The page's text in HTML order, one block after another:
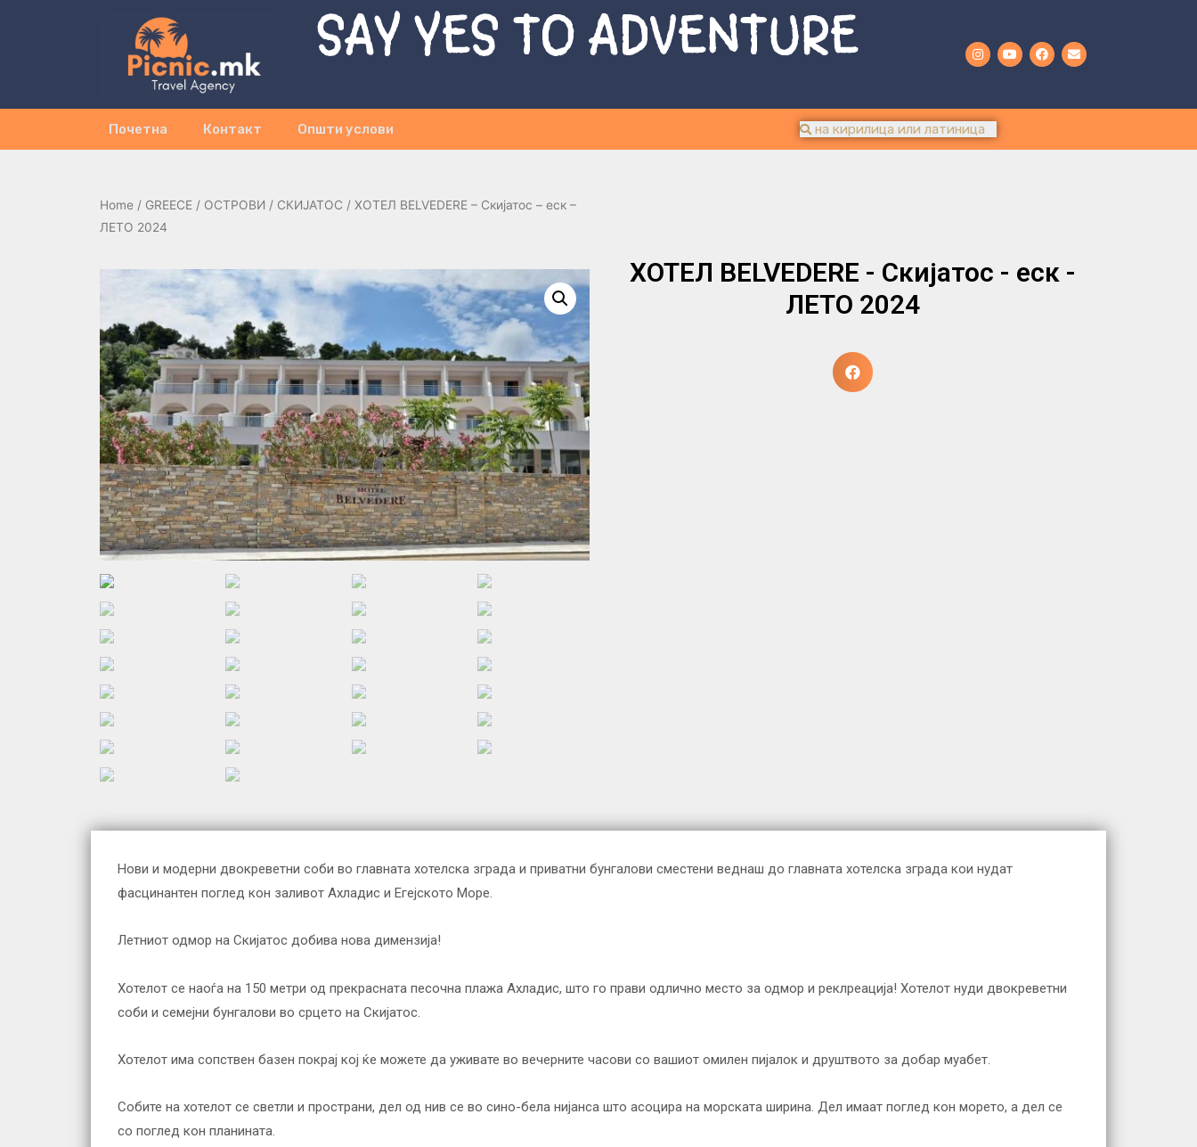
SAY YES TO ADVENTURE
Почетна Контакт Општи услови
Home / GREECE / ОСТРОВИ / СКИЈАТОС / ХОТЕЛ BELVEDERE – Скијатос – еск –
ЛЕТО 2024
ХОТЕЛ BELVEDERE - Скијатос - еск -
ЛЕТО 2024
Нови и модерни двокреветни соби во главната хотелска зграда и приватни бунгалови сместени веднаш до главната хотелска зграда кои нудат
фасцинантен поглед кон заливот Ахладис и Егејското Море.
Летниот одмор на Скијатос добива нова димензија!
Хотелот се наоѓа на 150 метри од прекрасната песочна плажа Ахладис, што го прави одлично место за одмор и реклреација! Хотелот нуди двокреветни
соби и семејни бунгалови во срцето на Скијатос.
Хотелот има сопствен базен покрај кој ќе можете да уживате во вечерните часови со вашиот омилен пијалок и друштвото за добар муабет.
Собите на хотелот се светли и пространи, дел од нив се во сино-бела нијанса што асоцира на морската ширина. Дел имаат поглед кон морето, а дел се
со поглед кон планината.